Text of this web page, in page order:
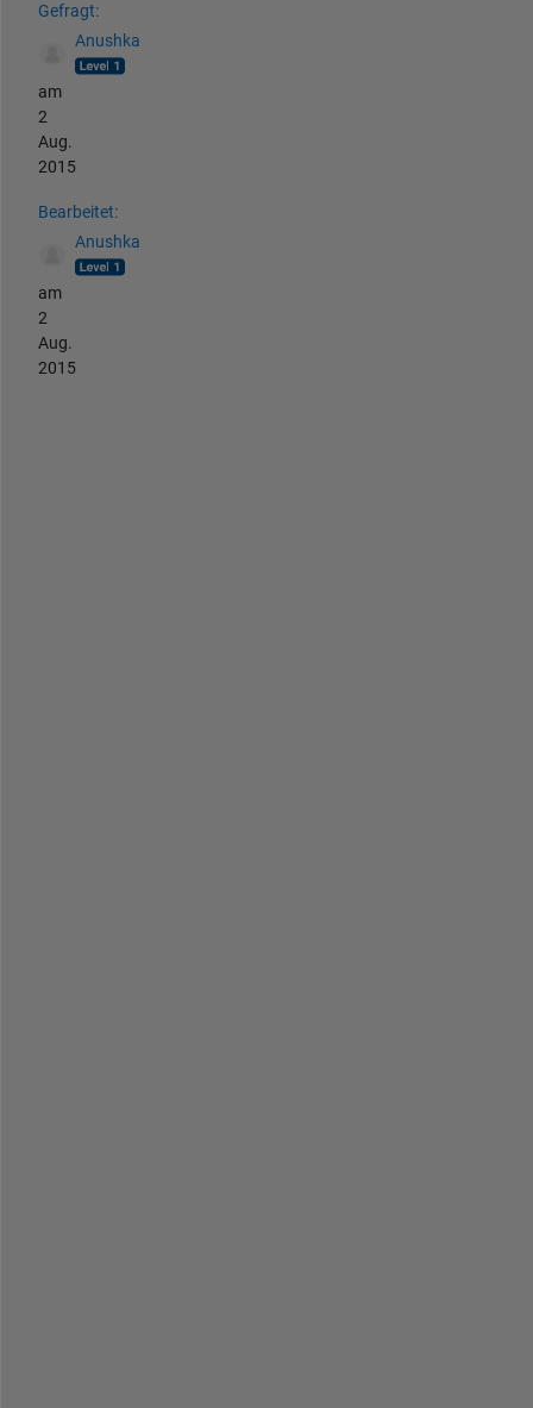
Gefragt:
Anushka
am
2
Aug.
2015
Bearbeitet:
Anushka
am
2
Aug.
2015